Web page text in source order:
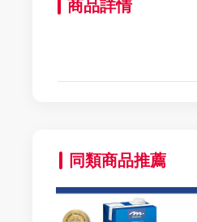
商品詳情
同類商品推薦